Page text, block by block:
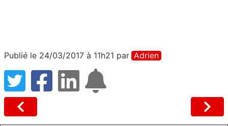
Publié le 24/03/2017 à 11h21 par Adrien